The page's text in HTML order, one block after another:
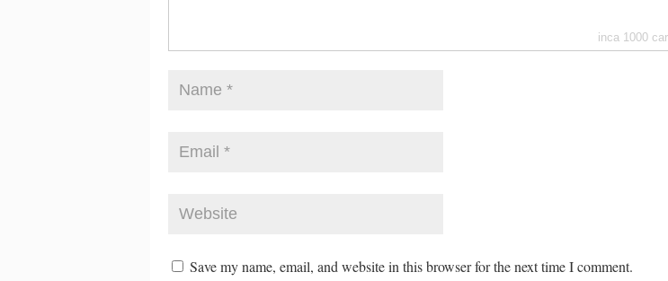
inca 1000
Save my name, email, and website in this browser for the next time I comment.